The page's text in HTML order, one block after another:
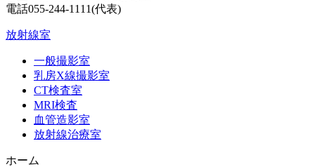
電話055-244-1111(代表)
放射線室
一般撮影室
乳房X線撮影室
CT検査室
MRI検査
血管造影室
放射線治療室
ホーム